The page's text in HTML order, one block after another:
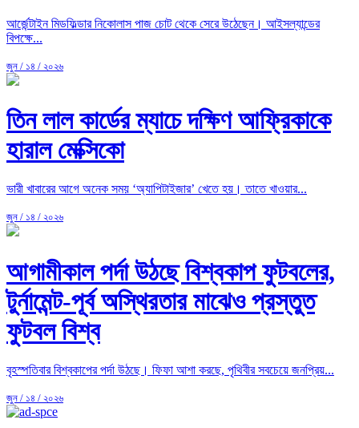
আর্জেন্টাইন মিডফিল্ডার নিকোলাস পাজ চোট থেকে সেরে উঠেছেন। আইসল্যান্ডের
বিপক্ষে...
জুন / ১৪ / ২০২৬
তিন লাল কার্ডের ম্যাচে দক্ষিণ আফ্রিকাকে
হারাল মেক্সিকো
ভারী খাবারের আগে অনেক সময় ‘অ্যাপিটাইজার’ খেতে হয়। তাতে খাওয়ার...
জুন / ১৪ / ২০২৬
আগামীকাল পর্দা উঠছে বিশ্বকাপ ফুটবলের,
টুর্নামেন্ট-পূর্ব অস্থিরতার মাঝেও প্রস্তুত
ফুটবল বিশ্ব
বৃহস্পতিবার বিশ্বকাপের পর্দা উঠছে। ফিফা আশা করছে, পৃথিবীর সবচেয়ে জনপ্রিয়...
জুন / ১৪ / ২০২৬